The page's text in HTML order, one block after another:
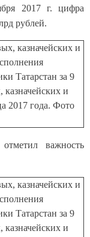
2017 г. цифра
рублей.
важность